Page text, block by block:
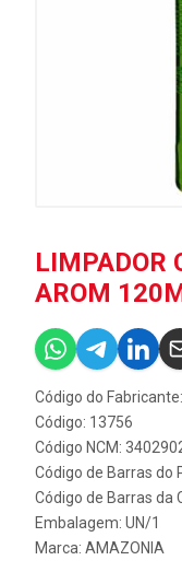
LIMPADOR
AROM
Código do
Código: 13756
Código NCM:
Código de Barras do
Código de Barras da
Embalagem: UN/1
Marca: AMAZONIA